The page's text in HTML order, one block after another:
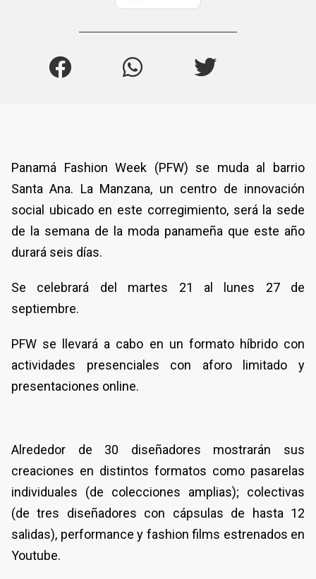
Panamá Fashion Week (PFW) se muda al barrio
Santa Ana. La Manzana, un centro de innovación
social ubicado en este corregimiento, será la sede
de la semana de la moda panameña que este año
durará seis días.
Se celebrará del martes 21 al lunes 27 de
septiembre.
PFW se llevará a cabo en un formato híbrido con
actividades presenciales con aforo limitado y
presentaciones online.
Alrededor de 30 diseñadores mostrarán sus
creaciones en distintos formatos como pasarelas
individuales (de colecciones amplias); colectivas
(de tres diseñadores con cápsulas de hasta 12
salidas), performance y fashion films estrenados en
Youtube.